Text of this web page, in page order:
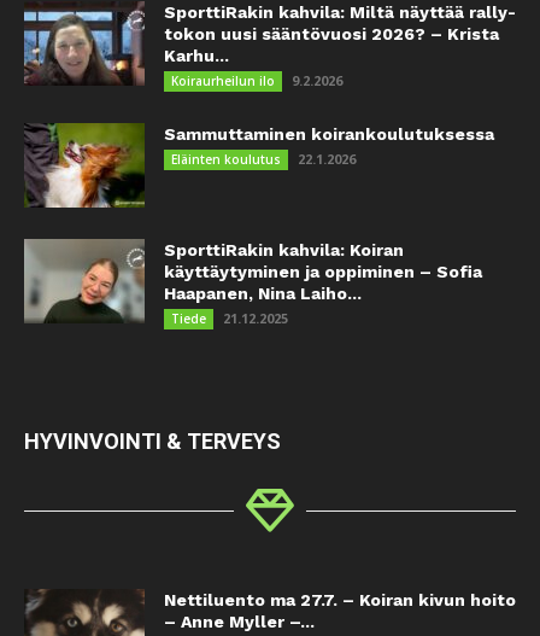
SporttiRakin kahvila: Miltä näyttää rally-
tokon uusi sääntövuosi 2026? – Krista
Karhu...
Koiraurheilun ilo 9.2.2026
Sammuttaminen koirankoulutuksessa
Eläinten koulutus 22.1.2026
SporttiRakin kahvila: Koiran
käyttäytyminen ja oppiminen – Sofia
Haapanen, Nina Laiho...
Tiede 21.12.2025
HYVINVOINTI & TERVEYS
Nettiluento ma 27.7. – Koiran kivun hoito
– Anne Myller –...